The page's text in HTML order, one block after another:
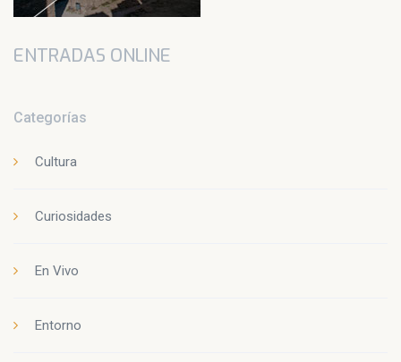
ENTRADAS ONLINE
Categorías
Cultura
Curiosidades
En Vivo
Entorno